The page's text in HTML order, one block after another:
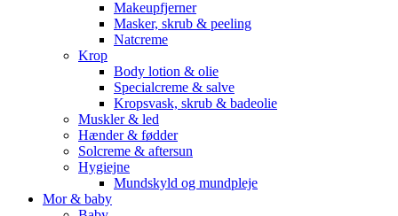
Makeupfjerner
Masker, skrub & peeling
Natcreme
Krop
Body lotion & olie
Specialcreme & salve
Kropsvask, skrub & badeolie
Muskler & led
Hænder & fødder
Solcreme & aftersun
Hygiejne
Mundskyld og mundpleje
Mor & baby